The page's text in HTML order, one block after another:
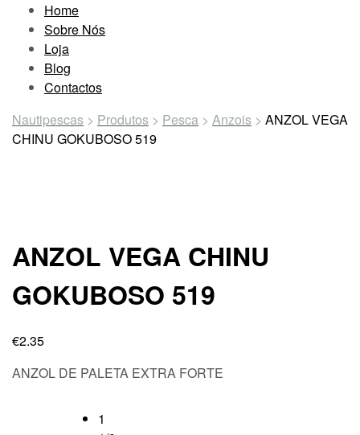
Home
Sobre Nós
Loja
Blog
Contactos
Nautipescas > Produtos > Pesca > Anzois > ANZOL VEGA
CHINU GOKUBOSO 519
ANZOL VEGA CHINU
GOKUBOSO 519
€2.35
ANZOL DE PALETA EXTRA FORTE
1